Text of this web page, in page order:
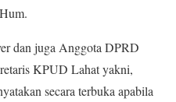
dan juga Anggota DPRD
KPUD Lahat yakni,
secara terbuka apabila